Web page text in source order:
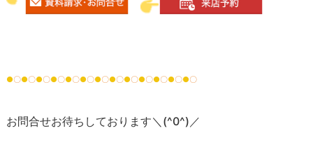
●〇●〇●〇●〇●〇●〇●〇●〇●〇●〇●〇●〇●〇
お問合せお待ちしております＼(^0^)／